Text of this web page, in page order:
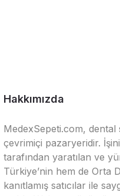
Hakkımızda
MedexSepeti.com, dental
çevrimiçi pazaryeridir.
tarafından yaratılan ve
Türkiye’nin hem de Orta
kanıtlamış satıcılar ile